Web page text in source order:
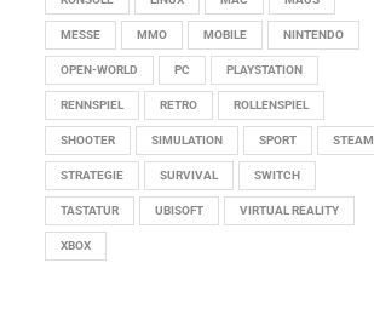
MESSE MMO MOBILE NINTENDO
OPEN-WORLD PC PLAYSTATION
RENNSPIEL RETRO ROLLENSPIEL
SHOOTER SIMULATION SPORT STEAM
STRATEGIE SURVIVAL SWITCH
TASTATUR UBISOFT VIRTUAL REALITY
XBOX